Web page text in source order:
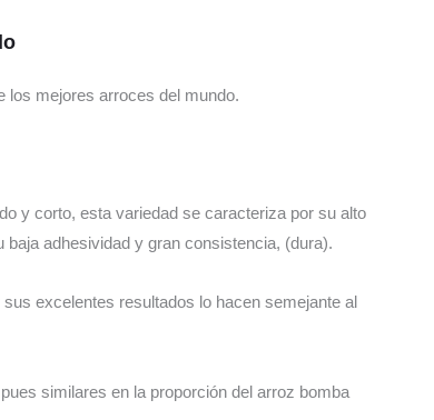
los mejores arroces del mundo.
y corto, esta variedad se caracteriza por su alto
baja adhesividad y gran consistencia, (dura).
excelentes resultados lo hacen semejante al
similares en la proporción del arroz bomba